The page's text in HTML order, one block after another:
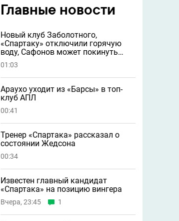
Главные новости
Новый клуб Заболотного,
«Спартаку» отключили горячую
воду, Сафонов может покинуть
«ПСЖ» и другие новости
01:03
Араухо уходит из «Барсы» в топ-
клуб АПЛ
00:41
Тренер «Спартака» рассказал о
состоянии Жедсона
00:34
Известен главный кандидат
«Спартака» на позицию вингера
Вчера, 23:45 1